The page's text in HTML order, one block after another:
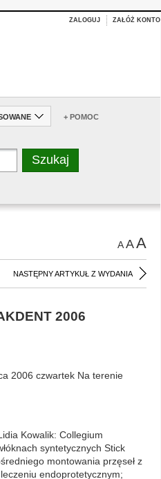
ZALOGUJ ZAŁÓŻ KONTO
+ POMOC
AAA
NASTĘPNY ARTYKUŁ Z WYDANIA
2006
2006 czwartek Na terenie
Kowalik: Collegium
syntetycznych Stick
montowania przęseł z
endoprotetycznym;